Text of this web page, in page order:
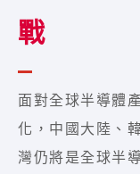
戰
面對全球半導體
化，中國大陸、
灣仍將是全球半